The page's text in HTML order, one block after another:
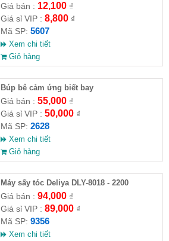
Giá bán : 12,100₫
Giá sỉ VIP : 8,800₫
Mã SP: 5607
Xem chi tiết
Giỏ hàng
​Búp bê cảm ứng biết bay
Giá bán : 55,000₫
Giá sỉ VIP : 50,000₫
Mã SP: 2628
Xem chi tiết
Giỏ hàng
Máy sấy tóc Deliya DLY-8018 - 2200
Giá bán : 94,000₫
Giá sỉ VIP : 89,000₫
Mã SP: 9356
Xem chi tiết